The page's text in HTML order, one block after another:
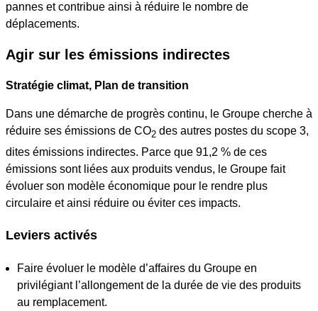
pannes et contribue ainsi à réduire le nombre de
déplacements.
Agir sur les émissions indirectes
Stratégie climat, Plan de transition
Dans une démarche de progrès continu, le Groupe cherche à
réduire ses émissions de CO2 des autres postes du scope 3,
dites émissions indirectes. Parce que 91,2 % de ces
émissions sont liées aux produits vendus, le Groupe fait
évoluer son modèle économique pour le rendre plus
circulaire et ainsi réduire ou éviter ces impacts.
Leviers activés
Faire évoluer le modèle d’affaires du Groupe en
privilégiant l’allongement de la durée de vie des produits
au remplacement.